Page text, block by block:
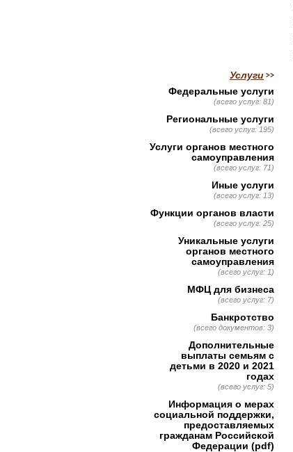
Услуги
Федеральные услуги
(всего услуг: 81)
Региональные услуги
(всего услуг: 195)
Услуги органов местного
самоуправления
(всего услуг: 71)
Иные услуги
(всего услуг: 13)
Функции органов власти
(всего услуг: 25)
Уникальные услуги
органов местного
самоуправления
(всего услуг: 1)
МФЦ для бизнеса
(всего услуг: 7)
Банкротство
(всего документов: 3)
Дополнительные
выплаты семьям с
детьми в 2020 и 2021
годах
(всего услуг: 5)
Информация о мерах
социальной поддержки,
предоставляемых
гражданам Российской
Федерации (pdf)